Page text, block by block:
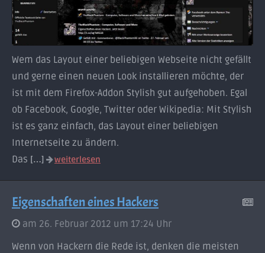
Wem das Layout einer beliebigen Webseite nicht gefällt
und gerne einen neuen Look installieren möchte, der
ist mit dem Firefox-Addon Stylish gut aufgehoben. Egal
ob Facebook, Google, Twitter oder Wikipedia: Mit Stylish
ist es ganz einfach, das Layout einer beliebigen
Internetseite zu ändern.
Das […] weiterlesen
Eigenschaften eines Hackers
am 26. Februar 2012 um 17:24 Uhr
Wenn von Hackern die Rede ist, denken die meisten